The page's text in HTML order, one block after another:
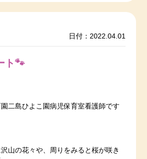
日付：2022.04.01
ト🐾
二島ひよこ園病児保育室看護師です
山の花々や、周りをみると桜が咲き